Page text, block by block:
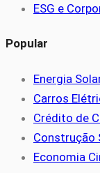
ESG e
Popular
Energia
Carros
Crédito de
Construção
Economia